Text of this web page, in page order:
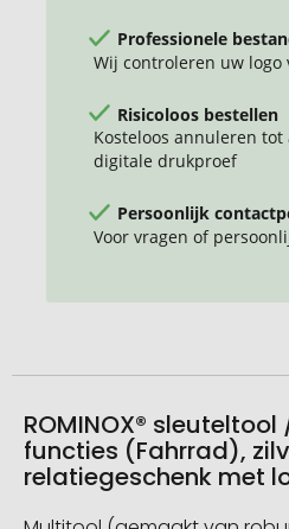
Professionele
Wij controleren uw
Risicoloos bestellen
Kosteloos annuleren
digitale drukproef
Persoonlijk
Voor vragen of
ROMINOX®
functies (Fahrrad),
relatiegeschenk met